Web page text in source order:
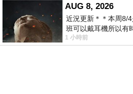
AUG 8, 2026
近況更新＊＊本周8/
班可以戴耳機所以有
定哪天但就是一周某
1 小時前